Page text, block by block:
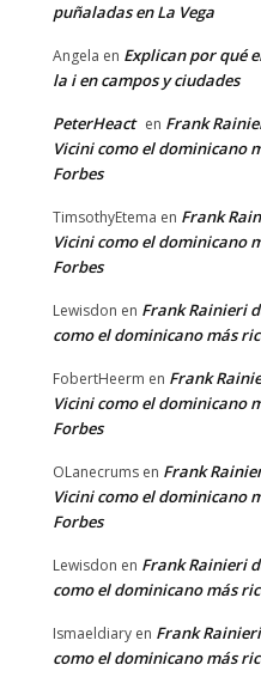
puñaladas en La Vega
Angela en Explican por qué
la i en campos y ciudades
PeterHeact en Frank
Vicini como el dominicano
Forbes
TimsothyEtema en Frank
Vicini como el dominicano
Forbes
Lewisdon en Frank Rainieri
como el dominicano más
FobertHeerm en Frank
Vicini como el dominicano
Forbes
OLanecrums en Frank
Vicini como el dominicano
Forbes
Lewisdon en Frank Rainieri
como el dominicano más
Ismaeldiary en Frank
como el dominicano más